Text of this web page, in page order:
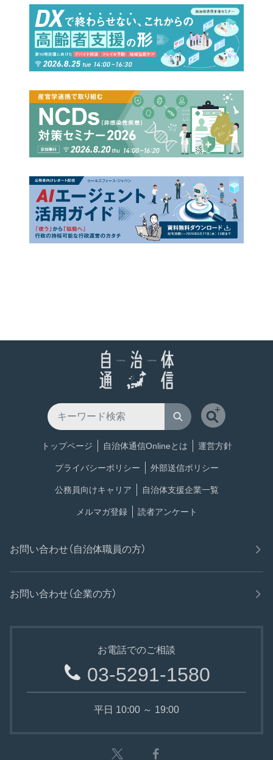
トップページ 自治体通信Onlineとは 運営方針
プライバシーポリシー 外部送信ポリシー
公務員向けキャリア 自治体支援企業一覧
メルマガ登録 読者アンケート
お問い合わせ（自治体職員の方）
お問い合わせ（企業の方）
お電話でのご相談
03-5291-1580
平日 10:00 ～ 19:00